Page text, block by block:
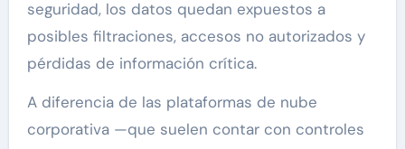
seguridad, los datos quedan expuestos a
posibles filtraciones, accesos no autorizados y
pérdidas de información crítica.
A diferencia de las plataformas de nube
corporativa —que suelen contar con controles